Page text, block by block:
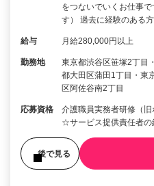
をつないでいくお仕事
す） 過去に経験のある
給与 月給280,000円以上
勤務地
東京都渋谷区笹塚2丁目
都大田区蒲田1丁目・東
区阿佐谷南2丁目
応募資格
介護職員実務者研修（
☆サービス提供責任者の
後で見る